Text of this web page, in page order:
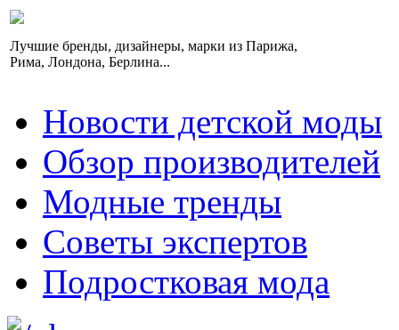
Лучшие бренды, дизайнеры, марки из Парижа,
Рима, Лондона, Берлина...
Новости детской моды
Обзор производителей
Модные тренды
Советы экспертов
Подростковая мода